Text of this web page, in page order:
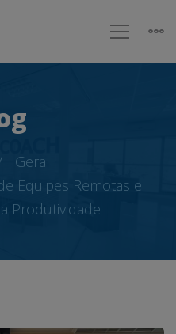
Geral
Equipes Remotas e
Produtividade